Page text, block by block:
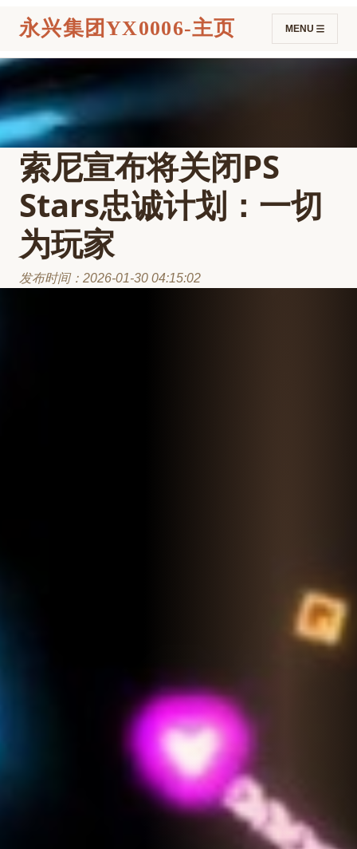
永兴集团YX0006-主页 MENU
索尼宣布将关闭PS
Stars忠诚计划：一切
为玩家
发布时间：2026-01-30 04:15:02